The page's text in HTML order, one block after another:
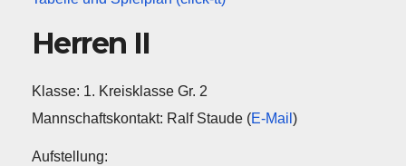
Herren II
Klasse: 1. Kreisklasse Gr. 2
Mannschaftskontakt: Ralf Staude (E-Mail )
Aufstellung: